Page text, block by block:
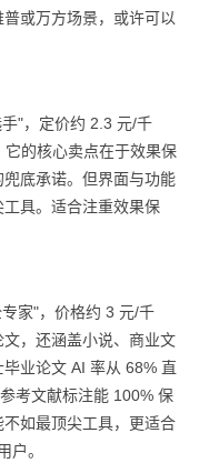
或万方场景，或许可以
"，定价约 2.3 元/千
的核心卖点在于效果保
底承诺。但界面与功能
具。适合注重效果保
家"，价格约 3 元/千
，还涵盖小说、商业文
业论文 AI 率从 68% 直
考文献标注能 100% 保
如最顶尖工具，更适合
户。